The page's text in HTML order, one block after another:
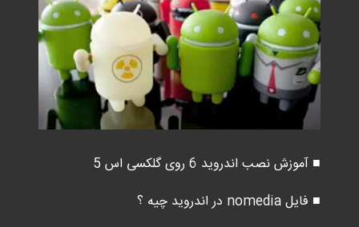
■ آموزش نصب اندروید 6 روی گلکسی اس 5
■ فایل nomedia در اندروید چیه ؟